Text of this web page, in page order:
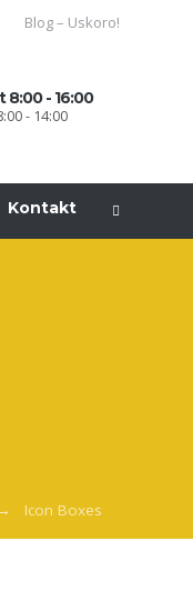
Blog – Uskoro!
8:00 - 16:00
- 14:00
Kontakt
Icon Boxes